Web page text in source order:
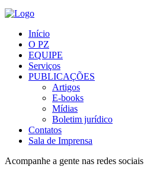
Início
O PZ
EQUIPE
Serviços
PUBLICAÇÕES
Artigos
E-books
Mídias
Boletim jurídico
Contatos
Sala de Imprensa
Acompanhe a gente nas redes sociais